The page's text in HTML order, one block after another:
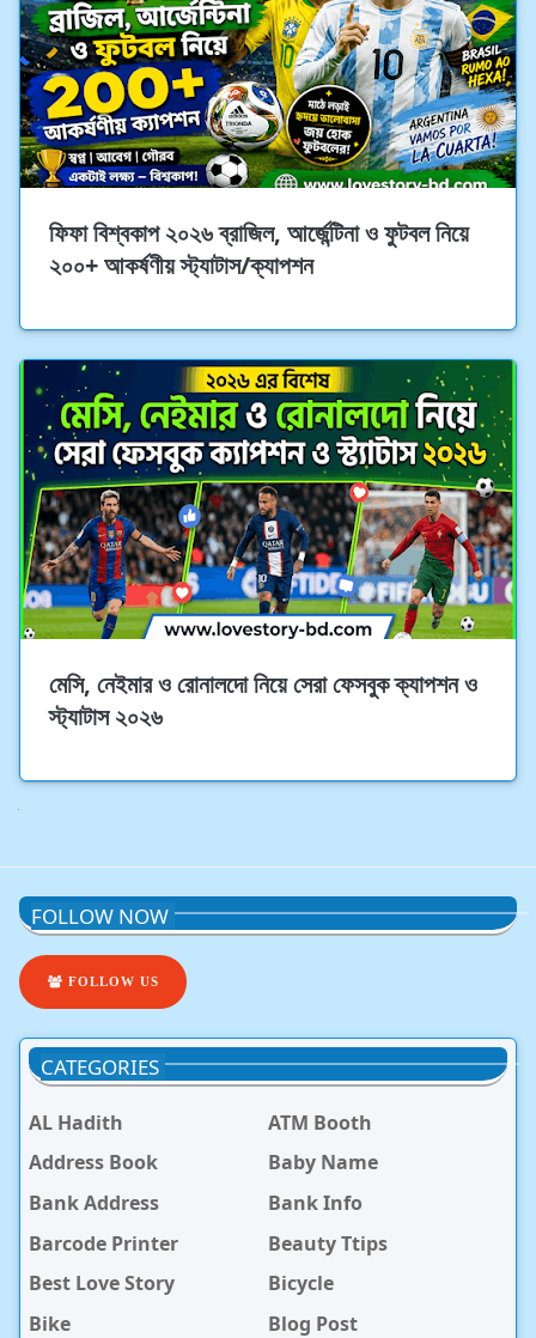
ফিফা বিশ্বকাপ ২০২৬ ব্রাজিল, আর্জেন্টিনা ও ফুটবল নিয়ে
২০০+ আকর্ষণীয় স্ট্যাটাস/ক্যাপশন
মেসি, নেইমার ও রোনালদো নিয়ে সেরা ফেসবুক ক্যাপশন ও
স্ট্যাটাস ২০২৬
FOLLOW NOW
FOLLOW US
CATEGORIES
AL Hadith
ATM Booth
Address Book
Baby Name
Bank Address
Bank Info
Barcode Printer
Beauty Ttips
Best Love Story
Bicycle
Bike
Blog Post